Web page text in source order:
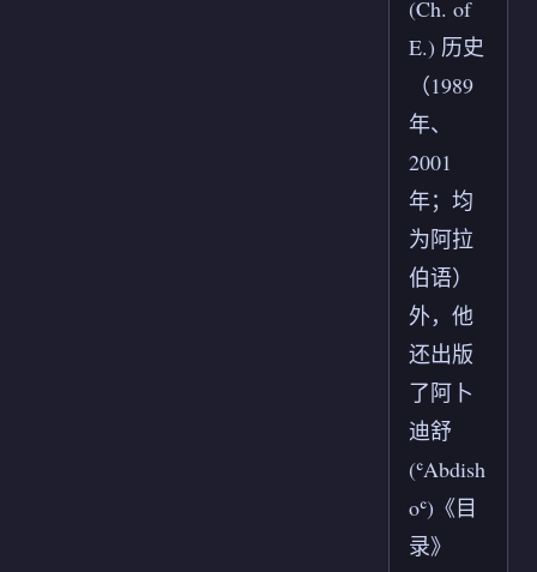
(Ch. of
E.) 历史
（1989
年、
2001
年；均
为阿拉
伯语）
外，他
还出版
了阿卜
迪舒
(ʿAbdish
oʿ)《目
录》